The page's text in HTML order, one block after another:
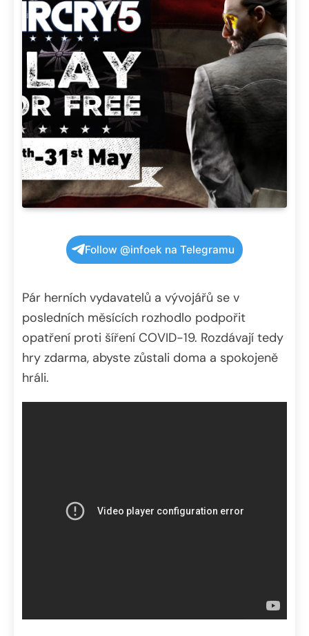
Follow @infoek na Telegramu
Pár herních vydavatelů a vývojářů se v
posledních měsících rozhodlo podpořit
opatření proti šíření COVID-19. Rozdávají tedy
hry zdarma, abyste zůstali doma a spokojeně
hráli.